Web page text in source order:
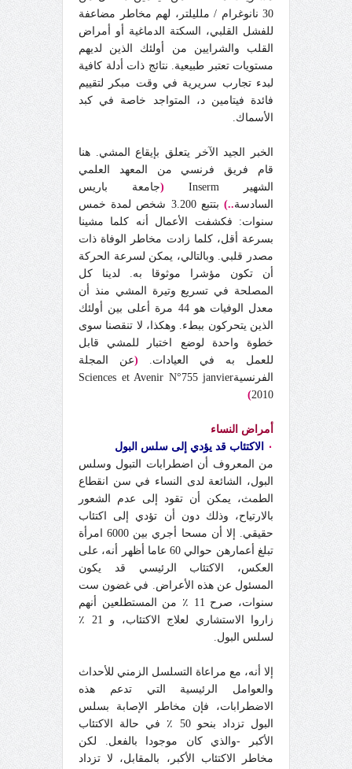
30 نانوغرام / ملليلتر، لهم مخاطر مضاعفة
للفشل القلبي، السكتة الدماغية أو أمراض
القلب والشرايين من أولئك الذين لديهم
مستويات تعتبر طبيعية. نتائج ذات أدلة كافية
لبدء تجارب سريرية في وقت مبكر لتقييم
فائدة فيتامين د، المتواجد خاصة في كبد
الأسماك.
الخبر الجيد الآخر يتعلق بإيقاع المشي. هنا
قام فريق فرنسي من المعهد العلمي
الشهير Inserm
(جامعة باريس
السادسة..)
بتتبع 3.200 شخص لمدة خمس
سنوات: فكشفت الأعمال أنه كلما مشينا
بسرعة أقل، كلما زادت مخاطر الوفاة ذات
مصدر قلبي. وبالتالي، يمكن لسرعة الحركة
أن تكون مؤشرا موثوقا به. لدينا كل
المصلحة في تسريع وتيرة المشي منذ أن
معدل الوفيات هو 44 مرة أعلى بين أولئك
الذين يتحركون ببطء. وهكذا، لا تنقصنا سوى
خطوة واحدة لوضع اختبار للمشي قابل
للعمل به في العيادات. (عن المجلة
الفرنسيةSciences et Avenir N°755 janvier
2010
)
أمراض النساء
٠
الاكتئاب قد يؤدي إلى سلس البول
من المعروف أن اضطرابات التبول وسلس
البول، الشائعة لدى النساء في سن انقطاع
الطمث، يمكن أن تقود إلى عدم الشعور
بالارتياح، وذلك دون أن تؤدي إلى اكتئاب
حقيقي. إلا أن مسحا أجري بين 6000 امرأة
تبلغ أعمارهن حوالي 60 عاما أظهر أنه، على
العكس، الاكتئاب الرئيسي قد يكون
المسئول عن هذه الأعراض. في غضون ست
سنوات، صرح 11 ٪ من المستطلعين أنهم
زاروا الاستشاري لعلاج الاكتئاب، و 21 ٪
لسلس البول.
إلا أنه، مع مراعاة التسلسل الزمني للأحداث
والعوامل الرئيسية التي تدعم هذه
الاضطرابات، فإن مخاطر الإصابة بسلس
البول تزداد بنحو 50 ٪ في حالة الاكتئاب
الأكبر -والذي كان موجودا بالفعل. لكن
مخاطر الاكتئاب الأكبر، بالمقابل، لا تزداد